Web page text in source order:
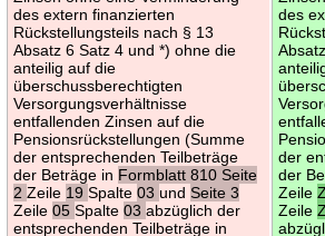
des extern finanzierten
Rückstellungsteils nach § 13
Absatz 6 Satz 4 und *) ohne die
anteilig auf die
überschussberechtigten
Versorgungsverhältnisse
entfallenden Zinsen auf die
Pensionsrückstellungen (Summe
der entsprechenden Teilbeträge
der Beträge in Formblatt 810 Seite
2Zeile 19Spalte03undSeite 3
Zeile05Spalte03abzüglich der
entsprechenden Teilbeträge in
des
der
der
Zeile
Zeile